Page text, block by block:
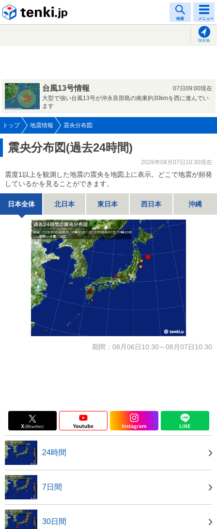
検索 メニュー
現在地
台風13号情報
07日09:00現在
大型で強い台風13号が沖永良部島の南東約30kmを西に進んでい
ます
トップ 地震情報 震央分布図
震央分布図(過去24時間)
2026年08月07日10:30現在
震度1以上を観測した地震の震央を地図上に表示。どこで地震が頻発
しているかを見ることができます。
日本全体 北日本 東日本 西日本 沖縄
期間：08月06日10:30～08月07日10:30
24時間
7日間
30日間